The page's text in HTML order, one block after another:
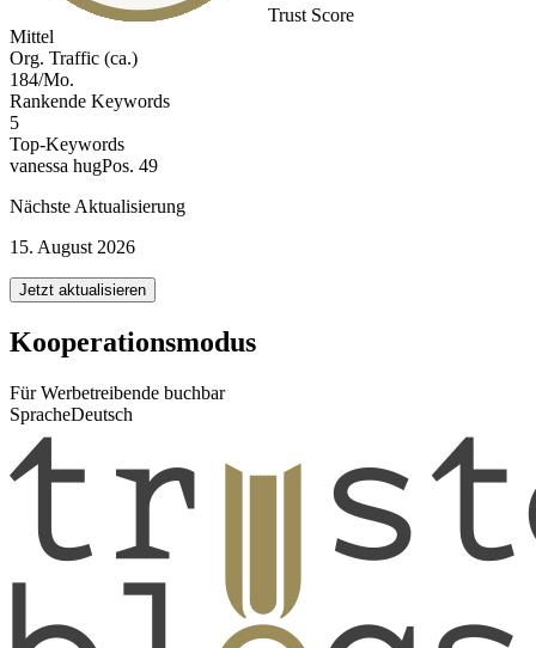
Trust Score
Mittel
Org. Traffic (ca.)
184/Mo.
Rankende Keywords
5
Top-Keywords
vanessa hugPos. 49
Nächste Aktualisierung
15. August 2026
Jetzt aktualisieren
Kooperationsmodus
Für Werbetreibende buchbar
SpracheDeutsch